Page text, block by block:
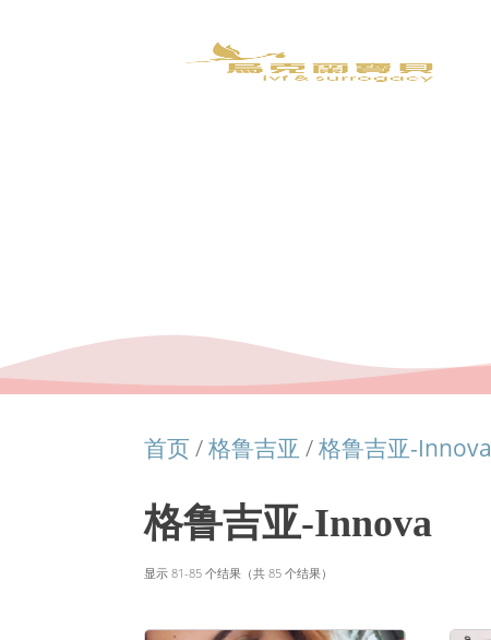
首页 /格鲁吉亚 /格鲁吉亚-Innova
格鲁吉亚-Innova
显示 81-85 个结果（共 85 个结果）